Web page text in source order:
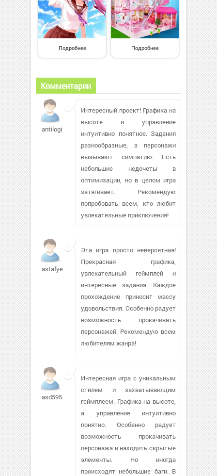
Подробнее Подробнее
Комментарии
antilogika
Интересный проект! Графика на
высоте и управление
интуитивно понятное. Задания
разнообразные, а персонажи
вызывают симпатию. Есть
небольшие недочеты в
оптимизации, но в целом игра
затягивает. Рекомендую
попробовать всем, кто любит
увлекательные приключения!
astafyevai
Эта игра просто невероятная!
Прекрасная графика,
увлекательный геймплей и
интересные задания. Каждое
прохождение приносит массу
удовольствия. Особенно радует
возможность прокачивать
персонажей. Рекомендую всем
любителям жанра!
asd595aa345
Интересная игра с уникальным
стилем и захватывающим
геймплеем. Графика на высоте,
а управление интуитивно
понятно. Особенно радует
возможность прокачивать
персонажа и находить скрытые
элементы. Но иногда
происходят небольшие баги. В